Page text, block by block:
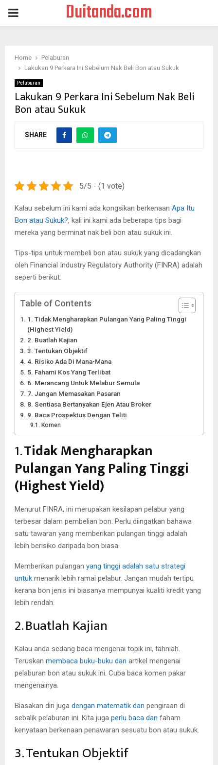
PRIMARY
Duitanda.com
Home
Pelaburan
Lakukan 9 Perkara Ini Sebelum Nak Beli Bon atau Sukuk
Pelaburan
Lakukan 9 Perkara Ini Sebelum Nak Beli
Bon atau Sukuk
SHARE
5/5 - (1 vote)
Kalau sebelum ini kami ada kongsikan berkenaan Apa Itu
Bon atau Sukuk?, kali ini kami ada beberapa tips bagi
mereka yang berminat nak beli bon atau sukuk ini.
Tips-tips untuk membeli bon atau sukuk yang dicadangkan
oleh Financial Industry Regulatory Authority (FINRA) adalah
seperti berikut:
Table of Contents
1. Tidak Mengharapkan Pulangan Yang Paling Tinggi
(Highest Yield)
2. Buatlah Kajian
3. Tentukan Objektif
4. Risiko Ada Di Mana-Mana
5. Fahami Kos Yang Terlibat
6. Merancang Untuk Melabur Semula
7. Jangan Memasakan Pasaran
8. Sentiasa Bertanyakan Ejen Atau Broker
9. Baca Prospektus Dengan Teliti
Komen
1.Tidak Mengharapkan
Pulangan Yang Paling Tinggi
(Highest Yield)
Menurut FINRA, ini merupakan kesilapan pelabur yang
terbesar dalam pembelian bon. Perlu diingatkan bahawa
satu tawaran yang memberikan pulangan tinggi adalah
lebih berisiko daripada bon biasa.
Memberikan pulangan yang tinggi adalah satu strategi
untuk menarik lebih ramai pelabur. Jangan mudah tertipu
kerana bon jenis ini biasanya mempunyai kualiti kredit yang
lebih rendah.
2. Buatlah Kajian
Kalau anda sedang baca mengenai topik ini, tahniah.
Teruskan membaca buku-buku dan artikel mengenai
pelaburan bon atau sukuk ini. Cuba baca komen pakar
mengenainya.
Biasakan diri juga dengan matematik dan pengiraan di
sebalik pelaburan ini. Kita juga perlu baca dan faham
kenyataan berkenaan penawaran sesuatu bon atau sukuk.
3. Tentukan Objektif